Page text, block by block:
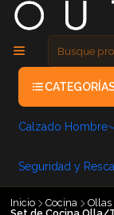
Calzado Hombre
Seguridad y
Inicio Cocina
Ollas